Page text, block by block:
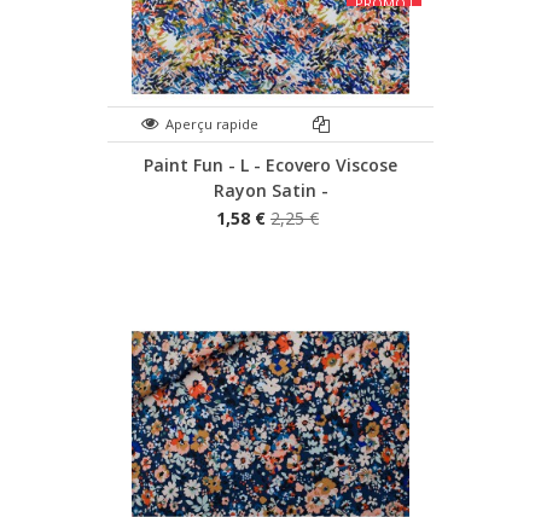
Aperçu rapide
Paint Fun - L - Ecovero Viscose
Rayon Satin -
1,58 € 2,25 €